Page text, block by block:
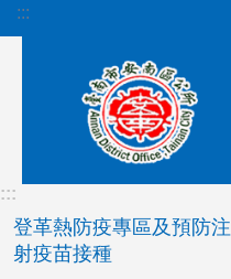
跳到主要內容區塊
:::
:::
登革熱防疫專區及預防注
射疫苗接種